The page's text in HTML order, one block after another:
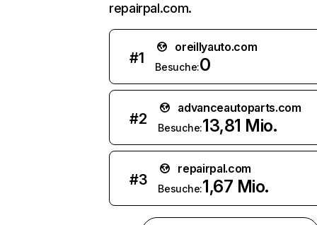
repairpal.com.
#1
oreillyauto.com
Besuche:0
#2
advanceautoparts.com
Besuche:13,81 Mio.
#3
repairpal.com
Besuche:1,67 Mio.